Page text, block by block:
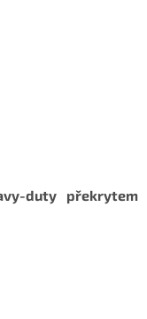
duty překrytem